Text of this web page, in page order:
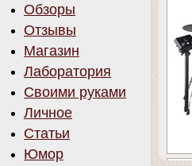
Обзоры
Отзывы
Магазин
Лаборатория
Своими руками
Личное
Статьи
Юмор